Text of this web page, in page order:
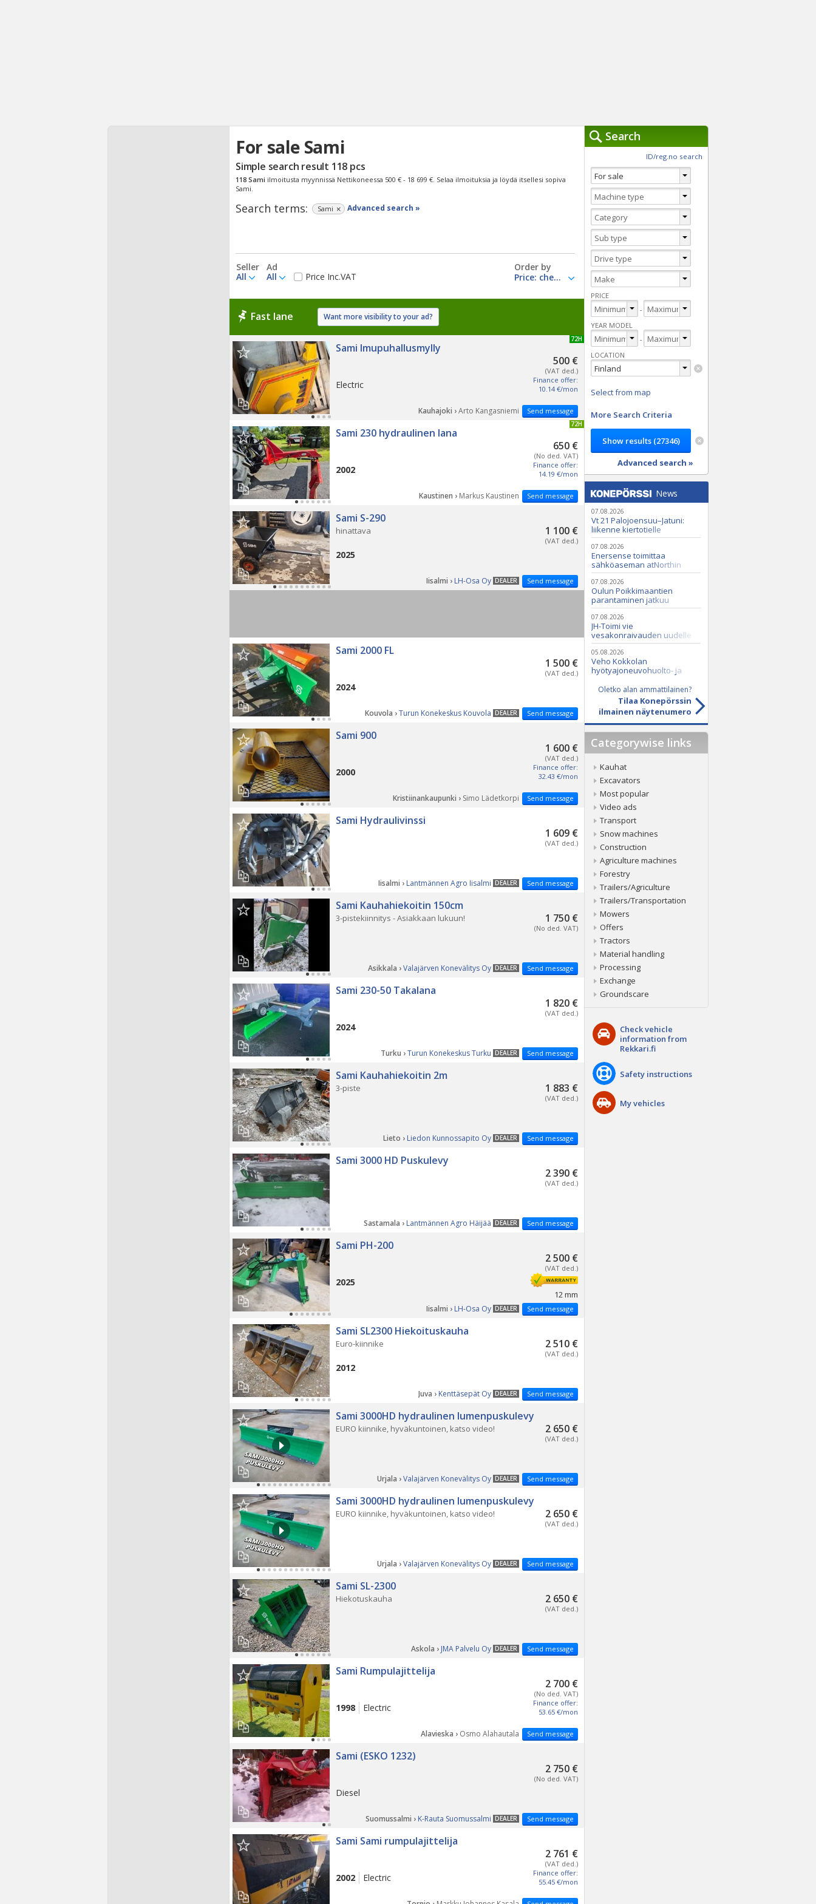
For sale Sami
Simple search result 118 pcs
118 Sami ilmoitusta myynnissä Nettikoneessa 500 € - 18 699 €. Selaa ilmoituksia ja löydä itsellesi sopiva
Sami.
Search terms: Sami Advanced search »
Seller
All
Ad
All
Price Inc.VAT
Order by
Fast lane Want more visibility to your ad?
NEW 72H
Sami Imupuhallusmylly
500 €
(VAT ded.)
Finance offer:
10.14 €/mon
Electric
Send message
Kauhajoki ›Arto Kangasniemi
LAST UPDATED 72H
Sami 230 hydraulinen lana
650 €
(No ded. VAT)
Finance offer:
14.19 €/mon
2002
Send message
Kaustinen › Markus Kaustinen
Sami S-290
1 100 €
(VAT ded.)
hinattava
2025
Send message
DEALER
Iisalmi › LH-Osa Oy
Sami 2000 FL
1 500 €
(VAT ded.)
2024
Send message
DEALER
Kouvola ›Turun Konekeskus Kouvola
Sami 900
1 600 €
(VAT ded.)
Finance offer:
32.43 €/mon
2000
Send message
Kristiinankaupunki › Simo Lädetkorpi
Sami Hydraulivinssi
1 609 €
(VAT ded.)
Send message
DEALER
Iisalmi › Lantmännen Agro Iisalmi
Sami Kauhahiekoitin 150cm
1 750 €
(No ded. VAT)
3-pistekiinnitys - Asiakkaan lukuun!
Send message
DEALER
Asikkala ›Valajärven Konevälitys Oy
Sami 230-50 Takalana
1 820 €
(VAT ded.)
2024
Send message
DEALER
Turku ›Turun Konekeskus Turku
Sami Kauhahiekoitin 2m
1 883 €
(VAT ded.)
3-piste
Send message
DEALER
Lieto › Liedon Kunnossapito Oy
Sami 3000 HD Puskulevy
2 390 €
(VAT ded.)
Send message
DEALER
Sastamala › Lantmännen Agro Häijää
Sami PH-200
2 500 €
(VAT ded.)
12 mm
2025
Send message
DEALER
Iisalmi › LH-Osa Oy
Sami SL2300 Hiekoituskauha
2 510 €
(VAT ded.)
Euro-kiinnike
2012
Send message
DEALER
Juva › Kenttäsepät Oy
Sami 3000HD hydraulinen lumenpuskulevy
2 650 €
(VAT ded.)
EURO kiinnike, hyväkuntoinen, katso video!
Send message
DEALER
Urjala ›Valajärven Konevälitys Oy
Sami 3000HD hydraulinen lumenpuskulevy
2 650 €
(VAT ded.)
EURO kiinnike, hyväkuntoinen, katso video!
Send message
DEALER
Urjala ›Valajärven Konevälitys Oy
Sami SL-2300
2 650 €
(VAT ded.)
Hiekotuskauha
Send message
DEALER
Askola › JMA Palvelu Oy
Sami Rumpulajittelija
2 700 €
(No ded. VAT)
Finance offer:
53.65 €/mon
1998 Electric
Send message
Alavieska › Osmo Alahautala
Sami (ESKO 1232)
2 750 €
(No ded. VAT)
Diesel
Send message
DEALER
Suomussalmi › K-Rauta Suomussalmi
Sami Sami rumpulajittelija
2 761 €
(VAT ded.)
Finance offer:
55.45 €/mon
2002 Electric
Search
ID/reg.no search
PRICE
-
YEAR MODEL
-
LOCATION
Select from map
More Search Criteria
Advanced search »
News
07.08.2026
Vt 21 Palojoensuu–Jatuni:
liikenne kiertotielle
Nunasjoen silloilla
07.08.2026
Enersense toimittaa
sähköaseman atNorthin
datakeskukseen
07.08.2026
Oulun Poikkimaantien
parantaminen jatkuu
07.08.2026
JH-Toimi vie
vesakonraivauden uudelle
tasolle Casen ja Seppi-
murskaimen avulla
05.08.2026
Veho Kokkolan
hyötyajoneuvohuolto- ja
Oy:lle lokakuussa
Oletko alan ammattilainen?
Tilaa Konepörssin
ilmainen näytenumero
Categorywise links
Kauhat
Excavators
Most popular
Video ads
Transport
Snow machines
Construction
Agriculture machines
Forestry
Trailers/Agriculture
Trailers/Transportation
Mowers
Offers
Tractors
Material handling
Processing
Exchange
Groundscare
Check vehicle
information from
Rekkari.fi
Safety instructions
My vehicles